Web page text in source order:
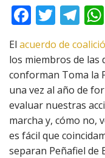
F
ac
e
b
o
o
k
T
w
itt
er
T
el
e
gr
a
m
h
El acuerdo de
los miembros de
conforman Toma la
una vez al año de
evaluar nuestras
marcha y, cómo no,
es fácil que
separan Peñafiel de